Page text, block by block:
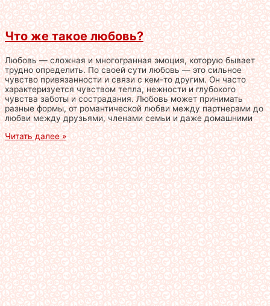
Что же такое любовь?
Любовь — сложная и многогранная эмоция, которую бывает
трудно определить. По своей сути любовь — это сильное
чувство привязанности и связи с кем-то другим. Он часто
характеризуется чувством тепла, нежности и глубокого
чувства заботы и сострадания. Любовь может принимать
разные формы, от романтической любви между партнерами до
любви между друзьями, членами семьи и даже домашними
Читать далее »